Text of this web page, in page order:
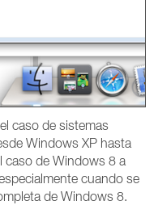
caso de sistemas
Windows XP hasta
caso de Windows 8 a
cuando se
de Windows 8.